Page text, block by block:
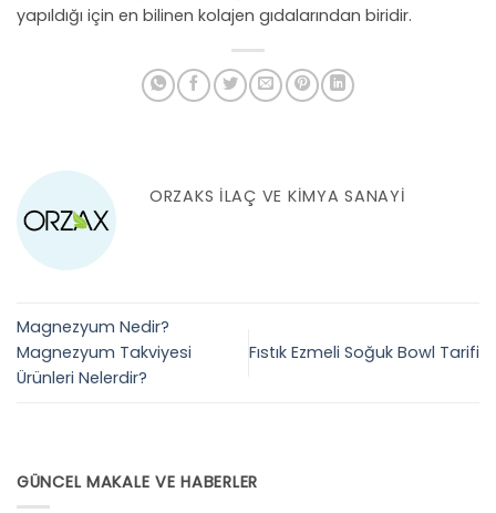
yapıldığı için en bilinen kolajen gıdalarından biridir.
ORZAKS İLAÇ VE KIMYA SANAYI
Magnezyum Nedir?
Magnezyum Takviyesi
Ürünleri Nelerdir?
Fıstık Ezmeli Soğuk Bowl Tarifi
GÜNCEL MAKALE VE HABERLER